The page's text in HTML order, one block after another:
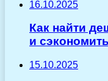
16.10.2025
Как найти
и
15.10.2025